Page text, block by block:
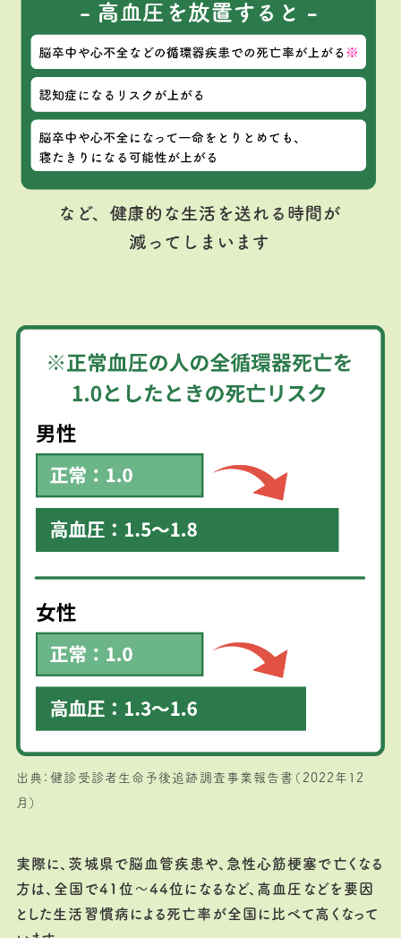
出典：健診受診者生命予後追跡調査事業報告書（2022年12
月）
実際に、茨城県で脳血管疾患や、急性心筋梗塞で亡くなる
方は、全国で41位～44位になるなど、高血圧などを要因
とした生活習慣病による死亡率が全国に比べて高くなって